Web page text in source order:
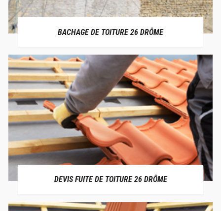
BACHAGE DE TOITURE 26 DRÔME
DEVIS FUITE DE TOITURE 26 DRÔME